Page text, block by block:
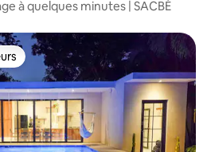
à quelques minutes | SACBÉ